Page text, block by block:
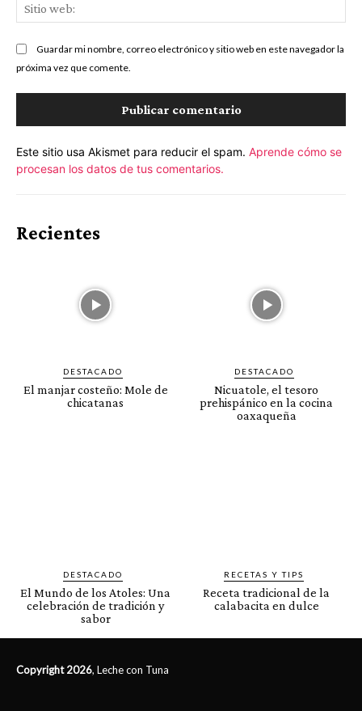
Guardar mi nombre, correo electrónico y sitio web en este navegador la
próxima vez que comente.
Este sitio usa Akismet para reducir el spam. Aprende cómo se
procesan los datos de tus comentarios.
Recientes
DESTACADO
El manjar costeño: Mole de
chicatanas
DESTACADO
Nicuatole, el tesoro
prehispánico en la cocina
oaxaqueña
DESTACADO
El Mundo de los Atoles: Una
celebración de tradición y
sabor
RECETAS Y TIPS
Receta tradicional de la
calabacita en dulce
Copyright 2026, Leche con Tuna